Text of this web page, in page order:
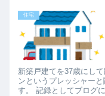
住宅
新築戸建てを37歳にし
ンというプレッシャー
す。 記録としてブログ